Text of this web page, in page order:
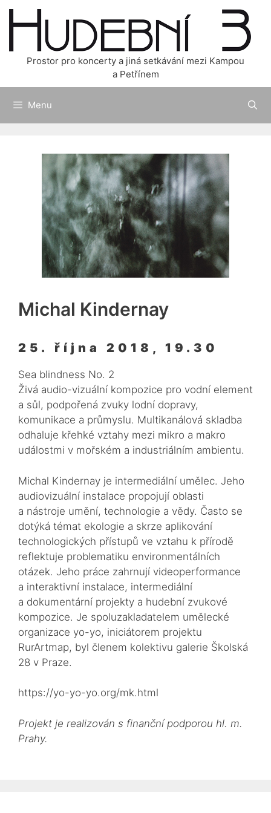
Přeskočit
Prostor pro koncerty a jiná setkávání mezi Kampou
a Petřínem
Menu
Michal Kindernay
25. října 2018, 19.30
Sea blindness No. 2
Živá audio-vizuální kompozice pro vodní element
a sůl, podpořená zvuky lodní dopravy,
komunikace a průmyslu. Multikanálová skladba
odhaluje křehké vztahy mezi mikro a makro
událostmi v mořském a industriálním ambientu.
Michal Kindernay je intermediální umělec. Jeho
audiovizuální instalace propojují oblasti
a nástroje umění, technologie a vědy. Často se
dotýká témat ekologie a skrze aplikování
technologických přístupů ve vztahu k přírodě
reflektuje problematiku environmentálních
otázek. Jeho práce zahrnují videoperformance
a interaktivní instalace, intermediální
a dokumentární projekty a hudební zvukové
kompozice. Je spoluzakladatelem umělecké
organizace yo-yo, iniciátorem projektu
RurArtmap, byl členem kolektivu galerie Školská
28 v Praze.
https://yo-yo-yo.org/mk.html
Projekt je realizován s finanční podporou hl. m.
Prahy.